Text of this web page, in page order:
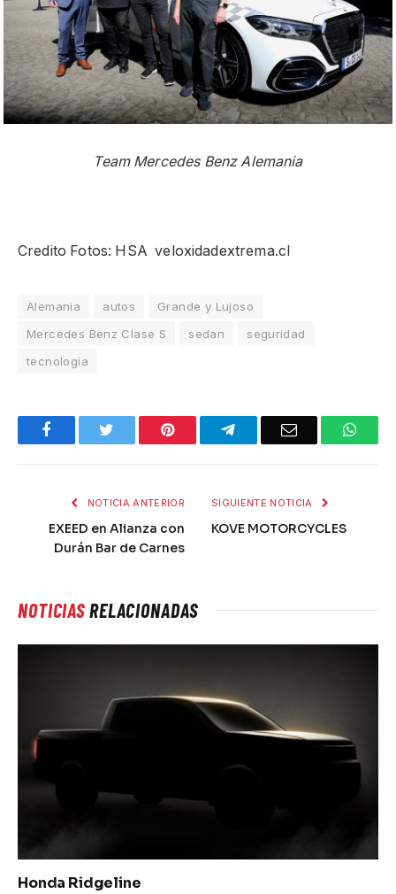
Team Mercedes Benz Alemania
Credito Fotos: HSA veloxidadextrema.cl
Alemania autos
Grande y Lujoso
Mercedes Benz Clase S
sedan
seguridad
tecnologia
Facebook Pinterest TelegramEmail
NOTICIA ANTERIOR
EXEED en Alianza con
Durán Bar de Carnes
SIGUIENTE NOTICIA
KOVE MOTORCYCLES
NOTICIASRELACIONADAS
Honda Ridgeline